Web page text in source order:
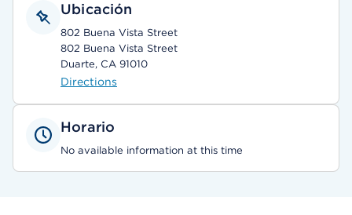
Ubicación
802 Buena Vista Street
802 Buena Vista Street
Duarte, CA 91010
Directions
Horario
No available information at this time